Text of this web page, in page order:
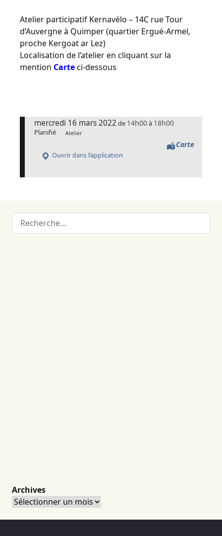
Atelier participatif Kernavélo – 14C rue Tour
d’Auvergne à Quimper (quartier Ergué-Armel,
proche Kergoat ar Lez)
Localisation de l’atelier en cliquant sur la
mention Carteci-dessous
mercredi 16 mars 2022 de 14h00à 18h00
Planifié Atelier
Carte
Ouvrir dans l’application
Archives
Archives